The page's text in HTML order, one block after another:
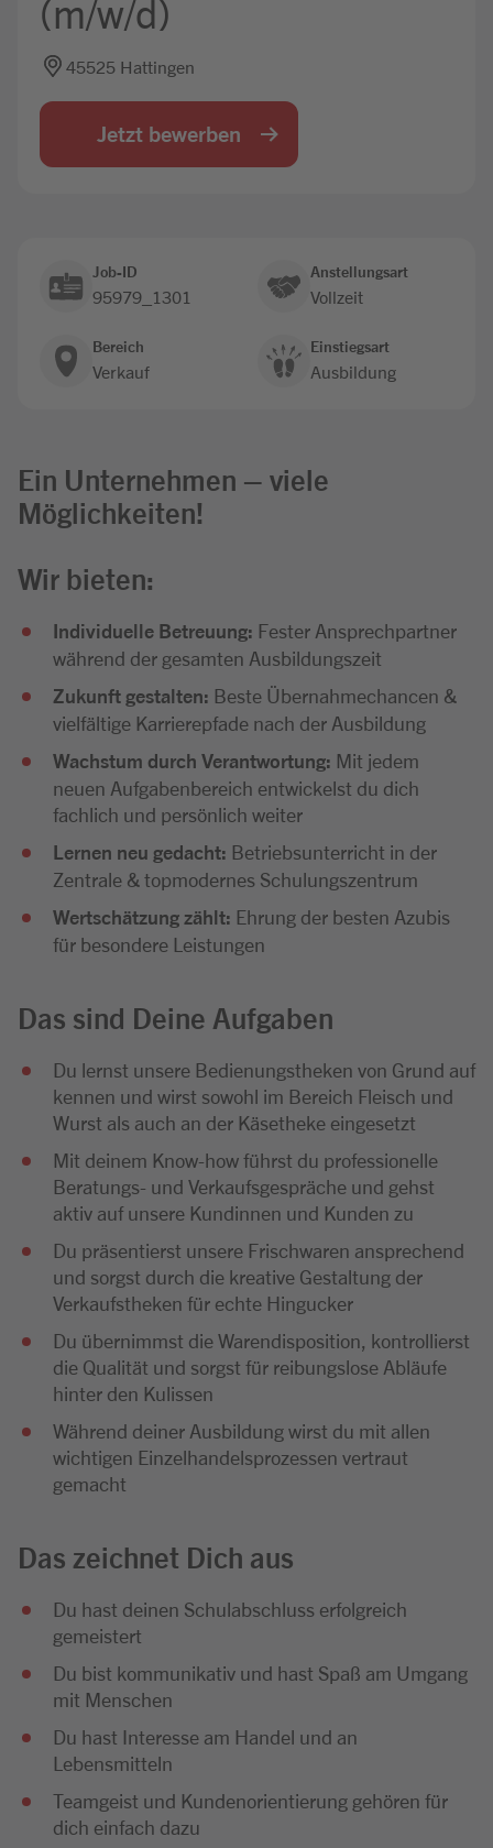
(m/w/d)
45525 Hattingen
Jetzt bewerben
Job-ID
95979_1301
Anstellungsart
Vollzeit
Bereich
Verkauf
Einstiegsart
Ausbildung
Ein Unternehmen – viele
Möglichkeiten!
Wir bieten:
Individuelle Betreuung: Fester Ansprechpartner
während der gesamten Ausbildungszeit
Zukunft gestalten: Beste Übernahmechancen &
vielfältige Karrierepfade nach der Ausbildung
Wachstum durch Verantwortung: Mit jedem
neuen Aufgabenbereich entwickelst du dich
fachlich und persönlich weiter
Lernen neu gedacht: Betriebsunterricht in der
Zentrale & topmodernes Schulungszentrum
Wertschätzung zählt: Ehrung der besten Azubis
für besondere Leistungen
Das sind Deine Aufgaben
Du lernst unsere Bedienungstheken von Grund auf
kennen und wirst sowohl im Bereich Fleisch und
Wurst als auch an der Käsetheke eingesetzt
Mit deinem Know-how führst du professionelle
Beratungs- und Verkaufsgespräche und gehst
aktiv auf unsere Kundinnen und Kunden zu
Du präsentierst unsere Frischwaren ansprechend
und sorgst durch die kreative Gestaltung der
Verkaufstheken für echte Hingucker
Du übernimmst die Warendisposition, kontrollierst
die Qualität und sorgst für reibungslose Abläufe
hinter den Kulissen
Während deiner Ausbildung wirst du mit allen
wichtigen Einzelhandelsprozessen vertraut
gemacht
Das zeichnet Dich aus
Du hast deinen Schulabschluss erfolgreich
gemeistert
Du bist kommunikativ und hast Spaß am Umgang
mit Menschen
Du hast Interesse am Handel und an
Lebensmitteln
Teamgeist und Kundenorientierung gehören für
dich einfach dazu